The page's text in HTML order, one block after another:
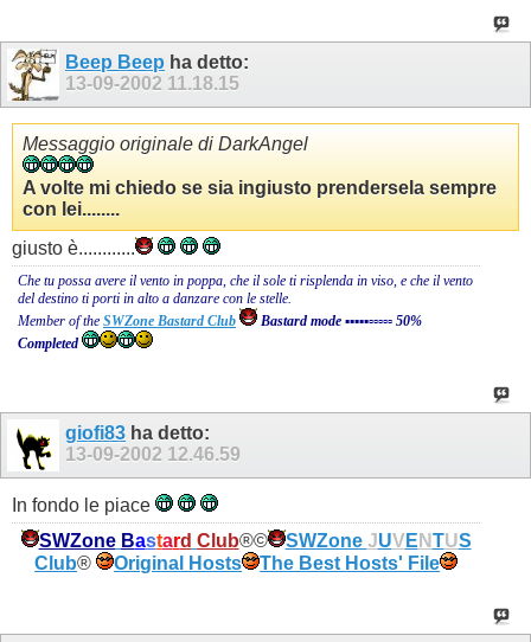
Beep Beep ha detto:
13-09-2002 11.18.15
Messaggio originale di DarkAngel
A volte mi chiedo se sia ingiusto prendersela sempre
con lei........
giusto è............
Che tu possa avere il vento in poppa, che il sole ti risplenda in viso, e che il vento
del destino ti porti in alto a danzare con le stelle.
Member of the SWZone Bastard Club
Bastard mode ▪▪▪▪▪▫▫▫▫▫ 50%
Completed
giofi83 ha detto:
13-09-2002 12.46.59
In fondo le piace
SWZone Bastard Club®© SWZone JUVE NTUS
Club® Original Hosts The Best Hosts' File